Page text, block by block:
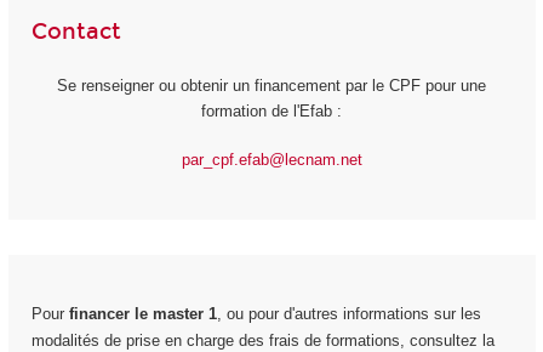
Contact
Se renseigner ou obtenir un financement par le CPF pour une
formation de l'Efab :
par_cpf.efab@lecnam.net
Pour financer le master 1, ou pour d'autres informations sur les
modalités de prise en charge des frais de formations, consultez la